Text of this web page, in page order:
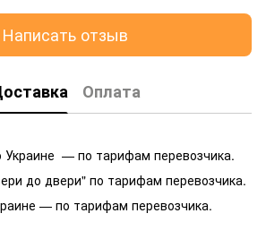
Написать отзыв
Оплата
Украине — по тарифам перевозчика.
до двери" по тарифам перевозчика.
— по тарифам перевозчика.